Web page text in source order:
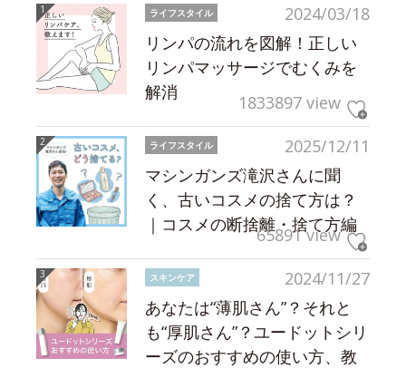
2024/03/18
ライフスタイル
リンパの流れを図解！正しい
リンパマッサージでむくみを
解消
1833897 view
2025/12/11
ライフスタイル
マシンガンズ滝沢さんに聞
く、古いコスメの捨て方は？
｜コスメの断捨離・捨て方編
65891 view
2024/11/27
スキンケア
あなたは“薄肌さん”？それと
も“厚肌さん”？ユードットシリ
ーズのおすすめの使い方、教